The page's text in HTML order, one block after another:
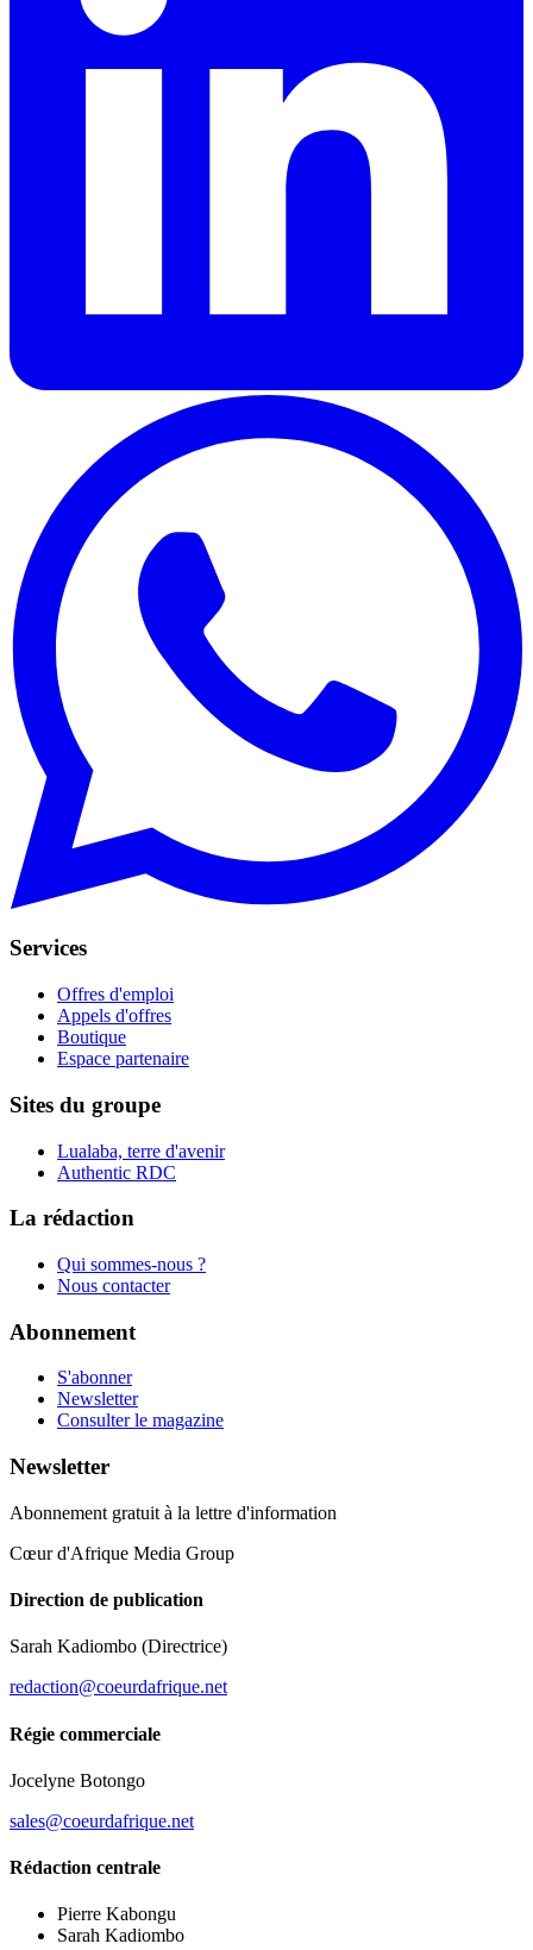
Services
Offres d'emploi
Appels d'offres
Boutique
Espace partenaire
Sites du groupe
Lualaba, terre d'avenir
Authentic RDC
La rédaction
Qui sommes-nous ?
Nous contacter
Abonnement
S'abonner
Newsletter
Consulter le magazine
Newsletter
Abonnement gratuit à la lettre d'information
Cœur d'Afrique Media Group
Direction de publication
Sarah Kadiombo (Directrice)
redaction@coeurdafrique.net
Régie commerciale
Jocelyne Botongo
sales@coeurdafrique.net
Rédaction centrale
Pierre Kabongu
Sarah Kadiombo